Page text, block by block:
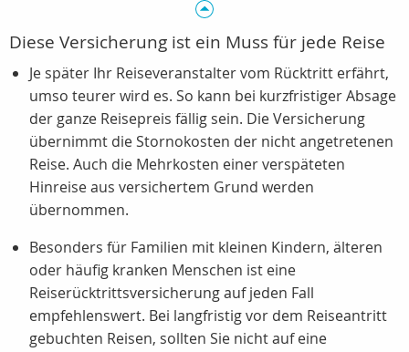
Diese Versicherung ist ein Muss für jede Reise
Je später Ihr Reiseveranstalter vom Rücktritt erfährt,
umso teurer wird es. So kann bei kurzfristiger Absage
der ganze Reisepreis fällig sein. Die Versicherung
übernimmt die Stornokosten der nicht angetretenen
Reise. Auch die Mehrkosten einer verspäteten
Hinreise aus versichertem Grund werden
übernommen.
Besonders für Familien mit kleinen Kindern, älteren
oder häufig kranken Menschen ist eine
Reiserücktrittsversicherung auf jeden Fall
empfehlenswert. Bei langfristig vor dem Reiseantritt
gebuchten Reisen, sollten Sie nicht auf eine